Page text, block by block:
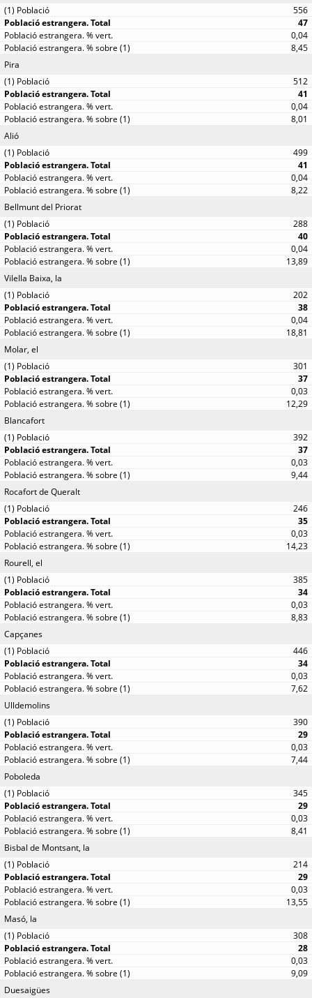
556
47
0,04
8,45
Pira
512
41
0,04
8,01
Alió
499
41
0,04
8,22
Bellmunt del Priorat
288
40
0,04
13,89
Vilella Baixa, la
202
38
0,04
18,81
Molar, el
301
37
0,03
12,29
Blancafort
392
37
0,03
9,44
Rocafort de Queralt
246
35
0,03
14,23
Rourell, el
385
34
0,03
8,83
Capçanes
446
34
0,03
7,62
Ulldemolins
390
29
0,03
7,44
Poboleda
345
29
0,03
8,41
Bisbal de Montsant, la
214
29
0,03
13,55
Masó, la
308
28
0,03
9,09
Duesaigües